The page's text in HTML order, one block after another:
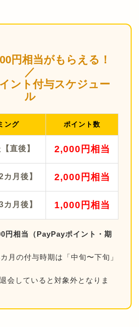
円相当がもらえる！
／
ント付与スケジュー
ル
ング ポイント数
直後】 2,000円相当
月後】 2,000円相当
月後】 1,000円相当
円相当（PayPayポイント・期
月の付与時期は「中旬〜下旬」
会していると対象外となりま